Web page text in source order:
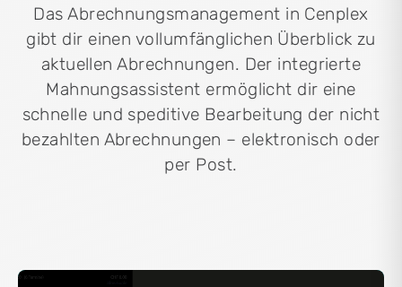
Das Abrechnungsmanagement in Cenplex
gibt dir einen vollumfänglichen Überblick zu
aktuellen Abrechnungen. Der integrierte
Mahnungsassistent ermöglicht dir eine
schnelle und speditive Bearbeitung der nicht
bezahlten Abrechnungen – elektronisch oder
per Post.